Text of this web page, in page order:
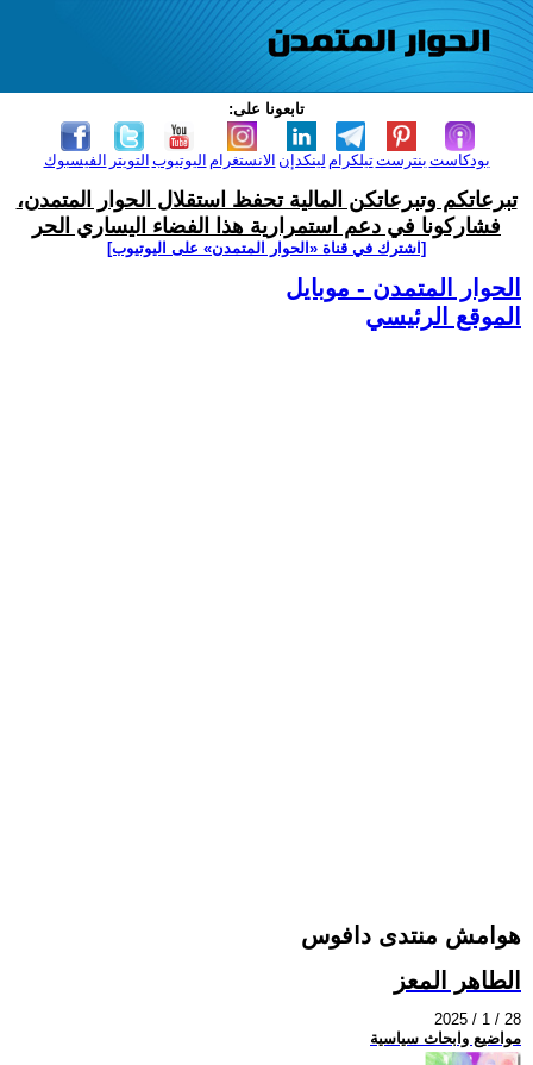
تابعونا على:
الفيسبوك التويتر اليوتيوب الانستغرام لينكدإن تيلكرامبنترست بودكاست
تبرعاتكم وتبرعاتكن المالية تحفظ استقلال الحوار المتمدن،
فشاركونا في دعم استمرارية هذا الفضاء اليساري الحر
[اشترك في قناة ‫«الحوار المتمدن» على اليوتيوب]
الحوار المتمدن - موبايل
الموقع الرئيسي
هوامش منتدى دافوس
الطاهر المعز
2025 / 1 / 28
مواضيع وابحاث سياسية